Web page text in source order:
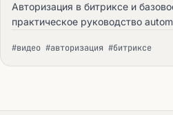
Авторизация в битриксе и
практическое руководство
#видео #авторизация #битриксе